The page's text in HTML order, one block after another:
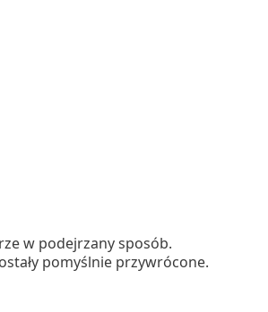
w podejrzany sposób.
pomyślnie przywrócone.